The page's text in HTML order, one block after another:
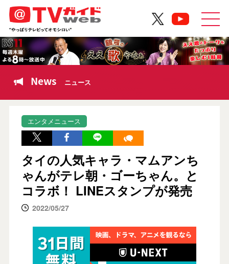
News ニュース
エンタメニュース
タイの人気キャラ・マムアンち
ゃんがテレ朝・ゴーちゃん。と
コラボ！ LINEスタンプが発売
2022/05/27